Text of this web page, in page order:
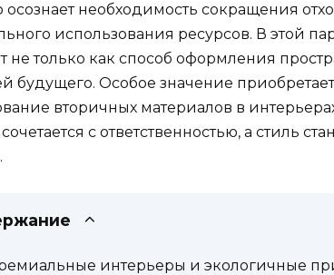
осознает необходимость сокращения
использования ресурсов. В этой
не только как способ оформления
будущего. Особое значение
вторичных материалов в
с ответственностью, а стиль
интерьеры и экологичные